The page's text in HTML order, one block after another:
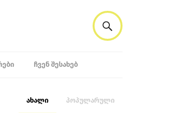
ᲩᲕᲔᲜ ᲨᲔᲡᲐᲮᲔᲑ
ახალი პოპულარული